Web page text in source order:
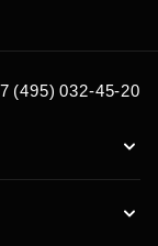
(495) 032-45-20